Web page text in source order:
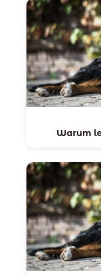
Warum